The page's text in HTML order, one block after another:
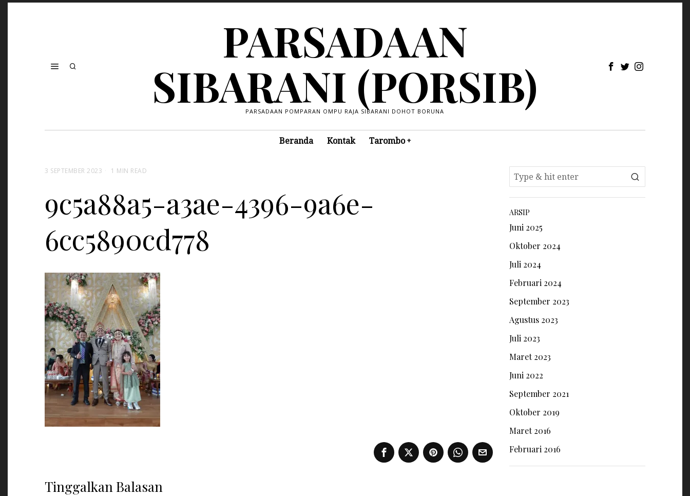
PARSADAAN
SIBARANI (PORSIB)
PARSADAAN POMPARAN OMPU RAJA SIBARANI DOHOT BORUNA
Beranda Kontak Tarombo
3 SEPTEMBER 2023 1 MIN READ
9c5a88a5-a3ae-4396-9a6e-
6cc5890cd778
Tinggalkan Balasan
ARSIP
Juni 2025
Oktober 2024
Juli 2024
Februari 2024
September 2023
Agustus 2023
Juli 2023
Maret 2023
Juni 2022
September 2021
Oktober 2019
Maret 2016
Februari 2016